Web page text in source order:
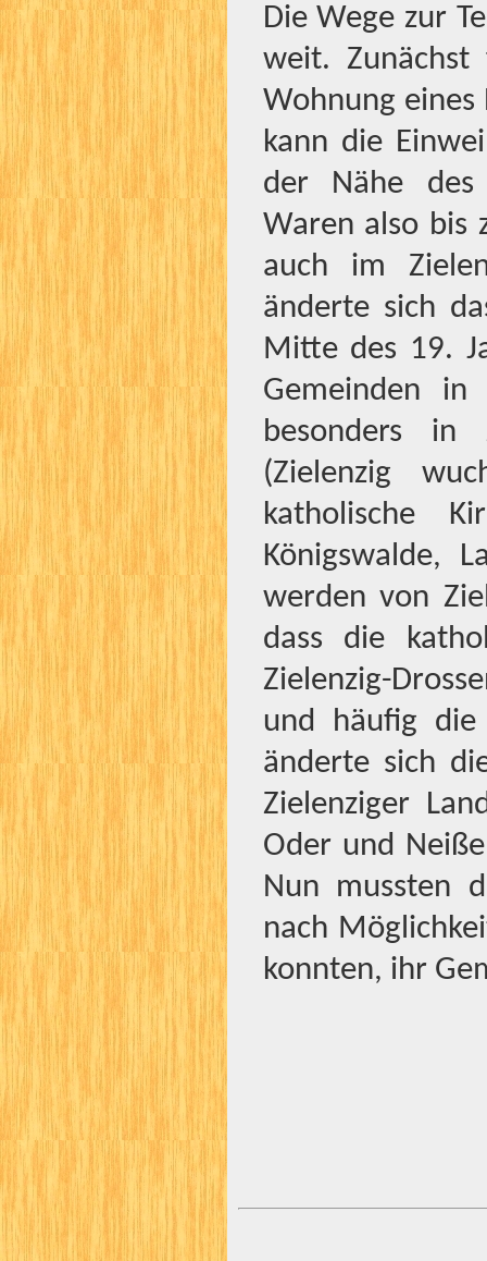
Die Wege zur
weit. Zunächst
Wohnung
kann die
der Nähe des
Waren also bis
auch im
änderte sich
Mitte des 19.
Gemeinden
besonders in
(Zielenzig
katholische
Königswalde,
werden von
dass die
Zielenzig-
und häufig
änderte sich
Zielenziger
Oder und
Nun mussten
nach
konnten, ihr